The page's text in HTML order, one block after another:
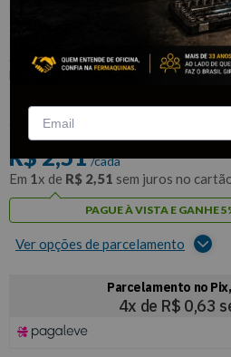
Chave Allen 2 mm -
:422
GEDORE
Por:R$2,38/cada
5% de desconto
R$2,51/cada
Em 1x de R$ 2,51 sem juros no
PAGUE À VISTA E GANHE
Ver opções de parcelamento